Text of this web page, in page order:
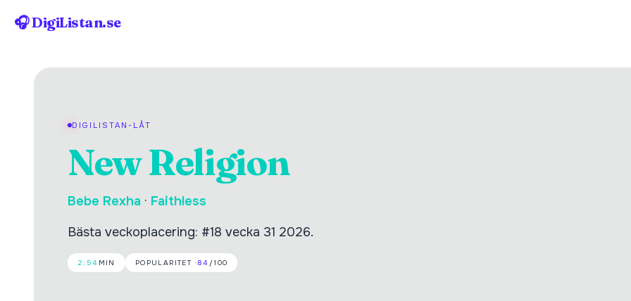
🎧 DigiListan.se
DIGILISTAN-LÅT
New Religion
Bebe Rexha · Faithless
Bästa veckoplacering: #18 vecka 31 2026.
2:54 MIN POPULARITET ·84 /100